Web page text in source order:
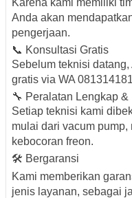
Anda akan
pengerjaan.
📞 Konsultasi Gratis
Sebelum teknisi
gratis via WA
🔧 Peralatan Lengkap &
Setiap teknisi kami
mulai dari vacum
kebocoran freon.
🛠️ Bergaransi
Kami memberikan
jenis layanan, sebagai